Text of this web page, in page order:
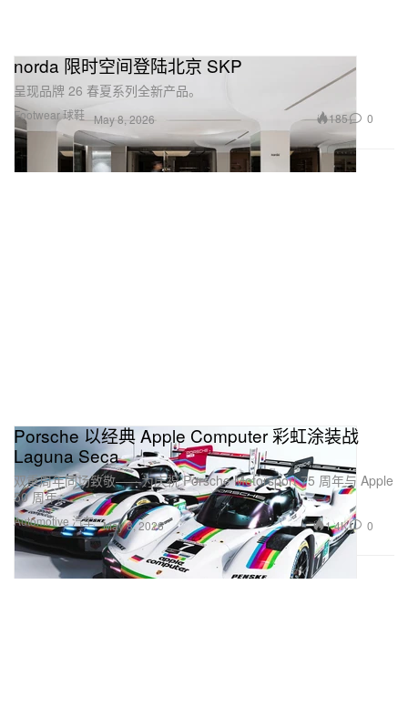
Footwear 球鞋
norda 限时空间登陆北京 SKP
呈现品牌 26 春夏系列全新产品。
May 8, 2026 185 0
Automotive 汽车
Porsche 以经典 Apple Computer 彩虹涂装战
Laguna Seca
双重周年同场致敬——为庆祝 Porsche Motorsport 75 周年与 Apple
50 周年。
May 8, 2026 1.4K 0